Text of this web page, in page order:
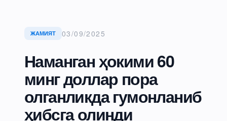
ЖАМИЯТ 03/09/2025
Наманган ҳокими 60
минг доллар пора
олганликда гумонланиб
ҳибсга олинди